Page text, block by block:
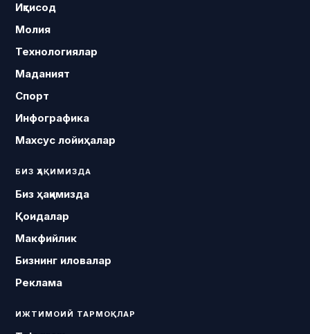
Иқтисод
Молия
Технологиялар
Маданият
Спорт
Инфографика
Махсус лойиҳалар
БИЗ ҲАҚИМИЗДА
Биз ҳақимизда
Қоидалар
Макфийлик
Бизнинг иловалар
Реклама
ИЖТИМОИЙ ТАРМОҚЛАР